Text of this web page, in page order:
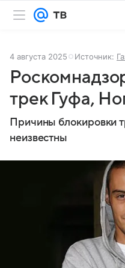
4 августа 2025 Источник:
трек Гуфа,
Причины блокировки
неизвестны